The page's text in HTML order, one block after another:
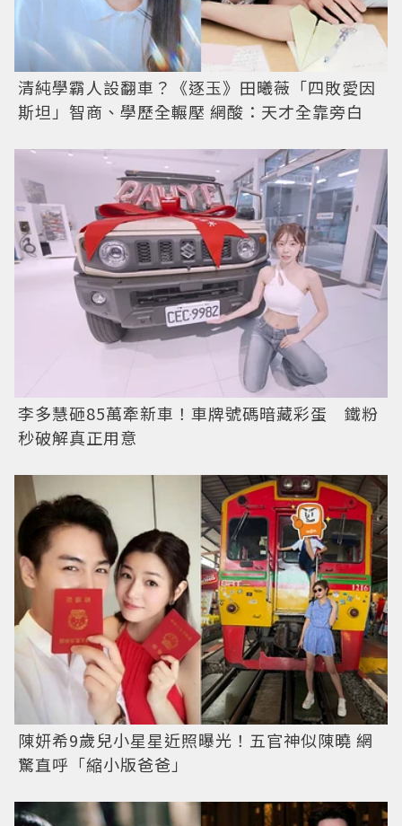
清純學霸人設翻車？《逐玉》田曦薇「四敗愛因
斯坦」智商、學歷全輾壓 網酸：天才全靠旁白
李多慧砸85萬牽新車！車牌號碼暗藏彩蛋 鐵粉
秒破解真正用意
陳妍希9歲兒小星星近照曝光！五官神似陳曉 網
驚直呼「縮小版爸爸」